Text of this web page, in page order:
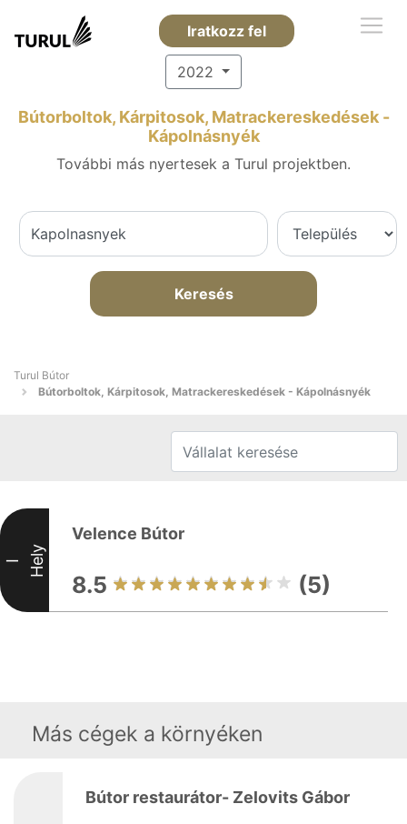
Iratkozz fel
2022
Bútorboltok, Kárpitosok, Matrackereskedések -
Kápolnásnyék
További más nyertesek a Turul projektben.
Keresés
Turul Bútor
Bútorboltok, Kárpitosok, Matrackereskedések - Kápolnásnyék
I Hely
Velence Bútor
8.5 (5)
Más cégek a környéken
Bútor restaurátor- Zelovits Gábor